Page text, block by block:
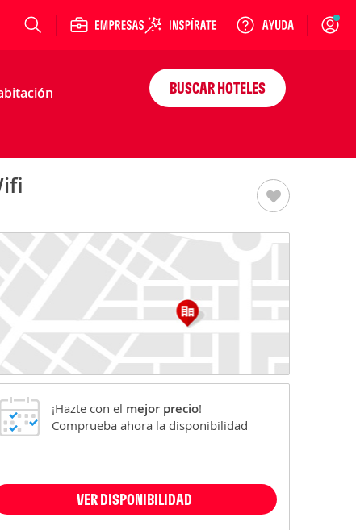
Login
BUSCAR HOTELES
¡Hazte con el mejor precio!
Comprueba ahora la disponibilidad
VER DISPONIBILIDAD